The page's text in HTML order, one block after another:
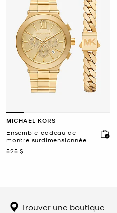
MICHAEL KORS
Ensemble-cadeau de
montre surdimensionnée
de ton or et de bracelet
Billie
maintenant
525 $
Trouver une boutique